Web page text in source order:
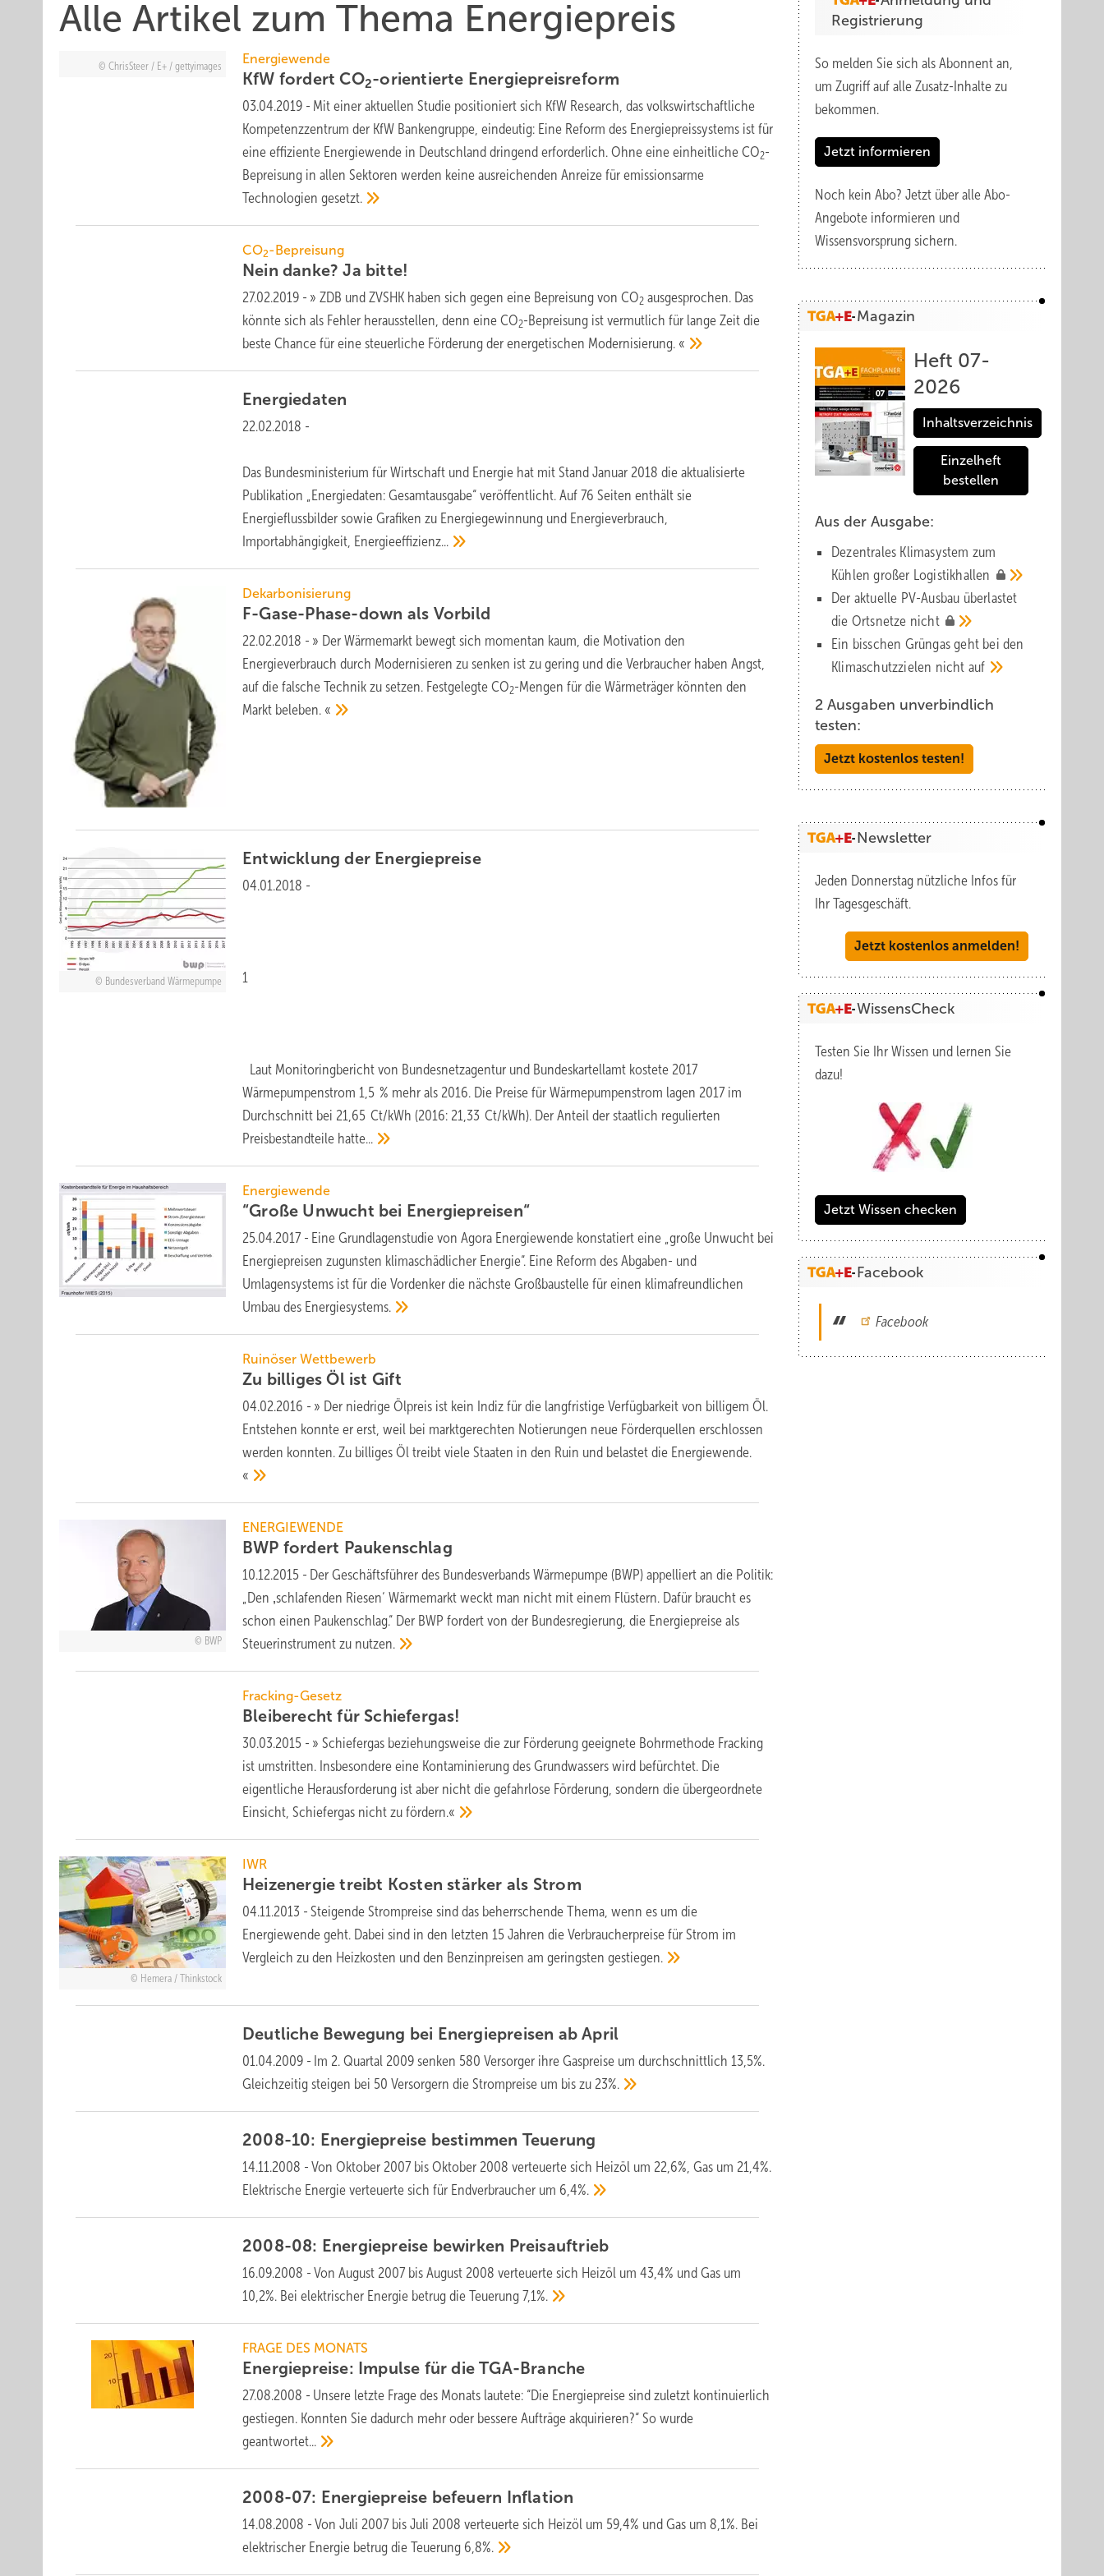
Alle Artikel zum Thema Energiepreis
ChrisSteer / E+ / gettyimages
Energiewende
KfW fordert CO2-orientierte Energiepreisreform
03.04.2019 - Mit einer aktuellen Studie positioniert sich KfW Research, das volkswirtschaftliche
Kompetenzzentrum der KfW Bankengruppe, eindeutig: Eine Reform des Energiepreissystems ist für
eine effiziente Energiewende in Deutschland dringend erforderlich. Ohne eine einheitliche CO2-
Bepreisung in allen Sektoren werden keine ausreichenden Anreize für emissionsarme
Technologiengesetzt.
CO2-Bepreisung
Nein danke? Ja bitte!
27.02.2019 - » ZDB und ZVSHK haben sich gegen eine Bepreisung von CO2 ausgesprochen. Das
könnte sich als Fehler herausstellen, denn eine CO2-Bepreisung ist vermutlich für lange Zeit die
beste Chance für eine steuerliche Förderung der energetischen Modernisierung. «
Energiedaten
22.02.2018 -
Das Bundesministerium für Wirtschaft und Energie hat mit Stand Januar 2018 die aktualisierte
Publikation „Energiedaten: Gesamtausgabe“ veröffentlicht. Auf 76 Seiten enthält sie
Energieflussbilder sowie Grafiken zu Energiegewinnung und Energieverbrauch,
Importabhängigkeit, Energieeffizienz...
Dekarbonisierung
F-Gase-Phase-down als Vorbild
22.02.2018 - » Der Wärmemarkt bewegt sich momentan kaum, die Motivation den
Energieverbrauch durch Modernisieren zu senken ist zu gering und die Verbraucher haben Angst,
auf die falsche Technik zu setzen. Festgelegte CO2-Mengen für die Wärmeträger könnten den
Markt beleben. «
Bundesverband Wärmepumpe
Entwicklung der Energiepreise
04.01.2018 -
1
Laut Monitoringbericht von Bundesnetzagentur und Bundeskartellamt kostete 2017
Wärmepumpenstrom 1,5 % mehr als 2016. Die Preise für Wärmepumpenstrom lagen 2017 im
Durchschnitt bei 21,65 Ct/kWh (2016: 21,33 Ct/kWh). Der Anteil der staatlich regulierten
Preisbestandteile hatte...
Energiewende
“Große Unwucht bei Energiepreisen“
25.04.2017 - Eine Grundlagenstudie von Agora Energiewende konstatiert eine „große Unwucht bei
Energiepreisen zugunsten klimaschädlicher Energie“. Eine Reform des Abgaben- und
Umlagensystems ist für die Vordenker die nächste Großbaustelle für einen klimafreundlichen
Umbau des Energiesystems.
Ruinöser Wettbewerb
Zu billiges Öl ist Gift
04.02.2016 - » Der niedrige Ölpreis ist kein Indiz für die langfristige Verfügbarkeit von billigem Öl.
Entstehen konnte er erst, weil bei marktgerechten Notierungen neue Förderquellen erschlossen
werden konnten. Zu billiges Öl treibt viele Staaten in den Ruin und belastet die Energiewende.
«
BWP
ENERGIEWENDE
BWP fordert Paukenschlag
10.12.2015 - Der Geschäftsführer des Bundesverbands Wärmepumpe (BWP) appelliert an die Politik:
„Den ‚schlafenden Riesen‘ Wärmemarkt weckt man nicht mit einem Flüstern. Dafür braucht es
schon einen Paukenschlag.“ Der BWP fordert von der Bundesregierung, die Energiepreise als
Steuerinstrument zu nutzen.
Fracking-Gesetz
Bleiberecht für Schiefergas!
30.03.2015 - » Schiefergas beziehungsweise die zur Förderung geeignete Bohrmethode Fracking
ist umstritten. Insbesondere eine Kontaminierung des Grundwassers wird befürchtet. Die
eigentliche Herausforderung ist aber nicht die gefahrlose Förderung, sondern die übergeordnete
Einsicht, Schiefergas nicht zufördern.«
Hemera / Thinkstock
IWR
Heizenergie treibt Kosten stärker als Strom
04.11.2013 - Steigende Strompreise sind das beherrschende Thema, wenn es um die
Energiewende geht. Dabei sind in den letzten 15 Jahren die Verbraucherpreise für Strom im
Vergleich zu den Heizkosten und den Benzinpreisen am geringstengestiegen.
Deutliche Bewegung bei Energiepreisen abApril
01.04.2009 - Im 2. Quartal 2009 senken 580 Versorger ihre Gaspreise um durchschnittlich 13,5%.
Gleichzeitig steigen bei 50 Versorgern die Strompreise um bis zu 23%.
2008-10: Energiepreise bestimmen Teuerung
14.11.2008 - Von Oktober 2007 bis Oktober 2008 verteuerte sich Heizöl um 22,6%, Gas um 21,4%.
Elektrische Energie verteuerte sich für Endverbraucher um 6,4%.
2008-08: Energiepreise bewirken Preisauftrieb
16.09.2008 - Von August 2007 bis August 2008 verteuerte sich Heizöl um 43,4% und Gas um
10,2%. Bei elektrischer Energie betrug die Teuerung7,1%.
FRAGE DES MONATS
Energiepreise: Impulse für dieTGA-Branche
27.08.2008 - Unsere letzte Frage des Monats lautete: “Die Energiepreise sind zuletzt kontinuierlich
gestiegen. Konnten Sie dadurch mehr oder bessere Aufträge akquirieren?“ So wurde
geantwortet...
2008-07: Energiepreise befeuern Inflation
14.08.2008 - Von Juli 2007 bis Juli 2008 verteuerte sich Heizöl um 59,4% und Gas um 8,1%. Bei
elektrischer Energie betrug die Teuerung 6,8%.
Registrierung
So melden Sie sich als Abonnent an,
um Zugriff auf alle Zusatz-Inhalte zu
bekommen.
Jetzt informieren
Noch kein Abo? Jetzt über alle Abo-
Angebote informieren und
Wissensvorsprung sichern.
Magazin
Heft 07-
2026
Inhaltsverzeichnis
Einzelheft
bestellen
Aus der Ausgabe:
Dezentrales Klimasystem zum
Kühlen großer Logistik­hallen
Der aktuelle PV-Ausbau über­lastet
die Orts­netze nicht
Ein bisschen Grüngas geht bei den
Klima­schutz­zielen nicht auf
2 Ausgaben unverbindlich
testen:
Jetzt kostenlos testen!
Newsletter
Jeden Donnerstag nützliche Infos für
Ihr Tagesgeschäft.
Jetzt kostenlos anmelden!
WissensCheck
Testen Sie Ihr Wissen und lernen Sie
dazu!
Jetzt Wissen checken
Facebook
Facebook